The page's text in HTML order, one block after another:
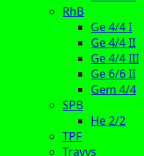
RhB
Ge 4/4 I
Ge 4/4 II
Ge 4/4 III
Ge 6/6 II
Gem 4/4
SPB
He 2/2
TPF
Travys